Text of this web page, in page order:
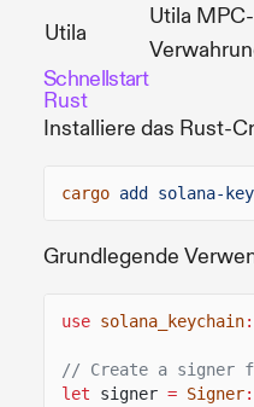
Utila
Utila MPC-
Schnellstart
Rust
Installiere das Rust-
cargo add solana-
Grundlegende
use solana_keychain
// Create a signer
let
signer = Signer